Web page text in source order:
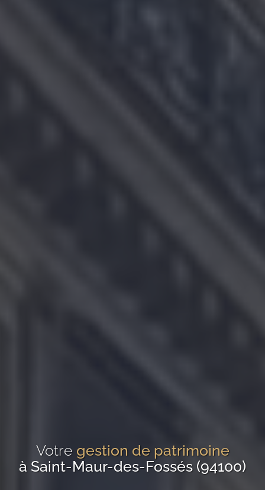
Votre gestion de patrimoine
à Saint-Maur-des-Fossés (94100)